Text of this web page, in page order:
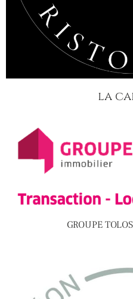
la
GROUPE